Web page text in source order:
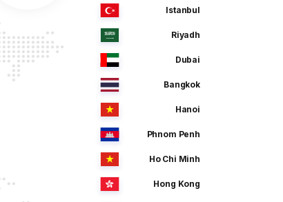
Istanbul
Riyadh
Dubai
Bangkok
Hanoi
Phnom Penh
Ho Chi Minh
Hong Kong